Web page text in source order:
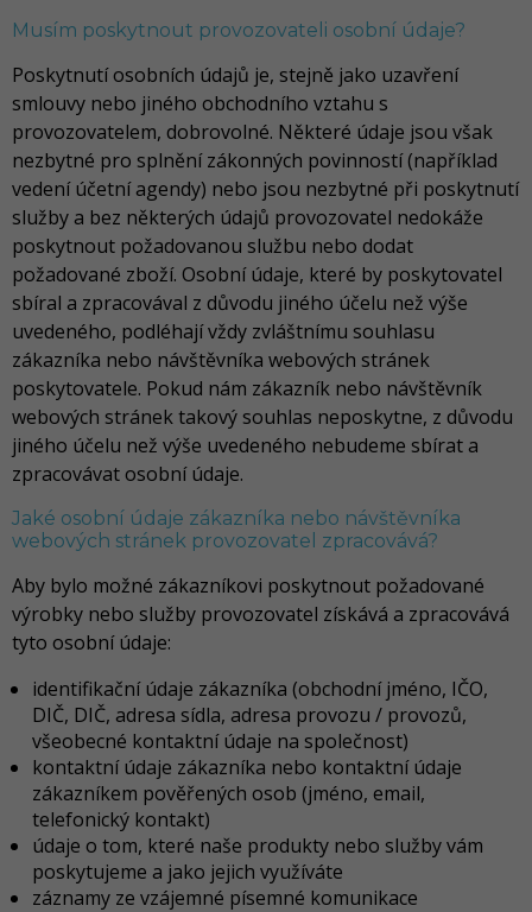
Musím poskytnout provozovateli osobní údaje?
Poskytnutí osobních údajů je, stejně jako uzavření
smlouvy nebo jiného obchodního vztahu s
provozovatelem, dobrovolné. Některé údaje jsou však
nezbytné pro splnění zákonných povinností (například
vedení účetní agendy) nebo jsou nezbytné při poskytnutí
služby a bez některých údajů provozovatel nedokáže
poskytnout požadovanou službu nebo dodat
požadované zboží. Osobní údaje, které by poskytovatel
sbíral a zpracovával z důvodu jiného účelu než výše
uvedeného, podléhají vždy zvláštnímu souhlasu
zákazníka nebo návštěvníka webových stránek
poskytovatele. Pokud nám zákazník nebo návštěvník
webových stránek takový souhlas neposkytne, z důvodu
jiného účelu než výše uvedeného nebudeme sbírat a
zpracovávat osobní údaje.
Jaké osobní údaje zákazníka nebo návštěvníka
webových stránek provozovatel zpracovává?
Aby bylo možné zákazníkovi poskytnout požadované
výrobky nebo služby provozovatel získává a zpracovává
tyto osobní údaje:
identifikační údaje zákazníka (obchodní jméno, IČO,
DIČ, DIČ, adresa sídla, adresa provozu / provozů,
všeobecné kontaktní údaje na společnost)
kontaktní údaje zákazníka nebo kontaktní údaje
zákazníkem pověřených osob (jméno, email,
telefonický kontakt)
údaje o tom, které naše produkty nebo služby vám
poskytujeme a jako jejich využíváte
záznamy ze vzájemné písemné komunikace